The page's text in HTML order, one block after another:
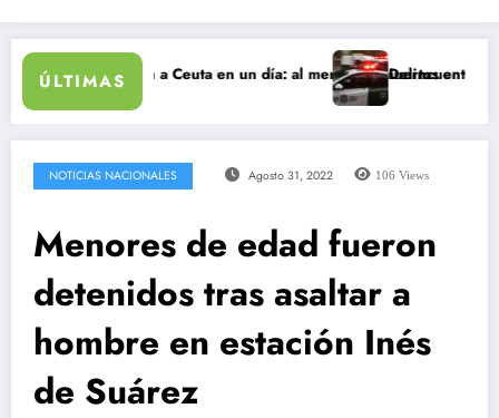
ÚLTIMAS
ingresan a Ceuta en un día: al menos 34 muertos en la crisis.
Delincuentes matan
NOTICIAS NACIONALES Agosto 31, 2022 106 Views
Menores de edad fueron
detenidos tras asaltar a
hombre en estación Inés
de Suárez